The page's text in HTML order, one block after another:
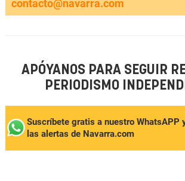
contacto@navarra.com
APÓYANOS PARA SEGUIR
PERIODISMO
Suscríbete gratis a nuestro WhatsAPP
las alertas de Navarra.com